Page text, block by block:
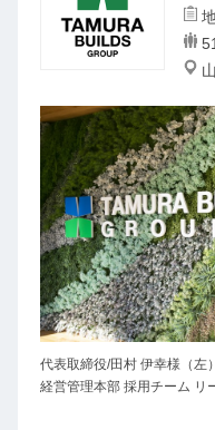
代表取締役/田村 伊幸様（左）
経営管理本部 採用チーム リ